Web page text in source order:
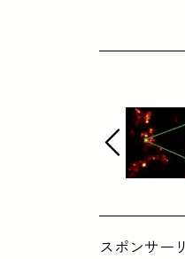
スポンサー